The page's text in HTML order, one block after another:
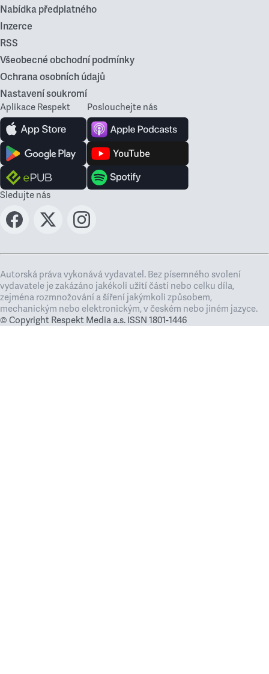
Nabídka předplatného
Inzerce
RSS
Všeobecné obchodní podmínky
Ochrana osobních údajů
Nastavení soukromí
Aplikace Respekt Poslouchejte nás
Sledujte nás
Autorská práva vykonává vydavatel. Bez písemného svolení
vydavatele je zakázáno jakékoli užití částí nebo celku díla,
zejména rozmnožování a šíření jakýmkoli způsobem,
mechanickým nebo elektronickým, v českém nebo jiném jazyce.
© Copyright Respekt Media a.s. ISSN 1801-1446